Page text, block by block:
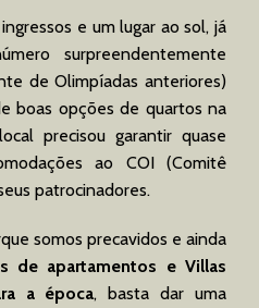
e um lugar ao sol, já
surpreendentemente
de Olimpíadas anteriores)
boas opções de quartos na
precisou garantir quase
ao COI (Comitê
patrocinadores.
somos precavidos e ainda
de apartamentos e Villas
a época, basta dar uma